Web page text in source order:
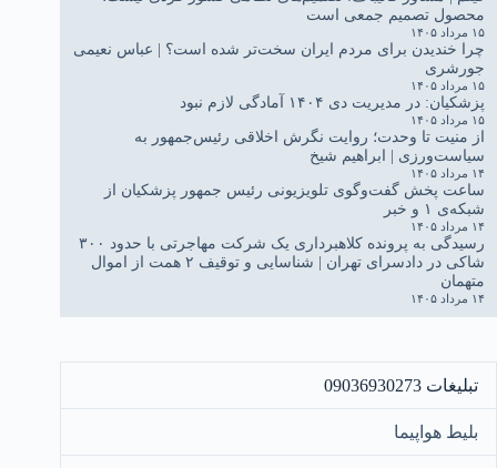
محصول تصمیم جمعی است
۱۵ مرداد ۱۴۰۵
چرا خندیدن برای مردم ایران سخت‌تر شده است؟ | عباس نعیمی
جورشری
۱۵ مرداد ۱۴۰۵
پزشکیان: در مدیریت دی ۱۴۰۴ آمادگی لازم نبود
۱۵ مرداد ۱۴۰۵
از منیت تا وحدت؛ روایت نگرش اخلاقی رئیس‌جمهور به
سیاست‌ورزی | ابراهیم شیخ
۱۴ مرداد ۱۴۰۵
ساعت پخش گفت‌وگوی تلویزیونی رئیس جمهور پزشکیان از
شبکه‌ی ۱ و خبر
۱۴ مرداد ۱۴۰۵
رسیدگی به پرونده کلاهبرداری یک شرکت مهاجرتی با حدود ۳۰۰
شاکی در دادسرای تهران | شناسایی و توقیف ۲ همت از اموال
متهمان
۱۴ مرداد ۱۴۰۵
تبلیغات 09036930273
بلیط هواپیما